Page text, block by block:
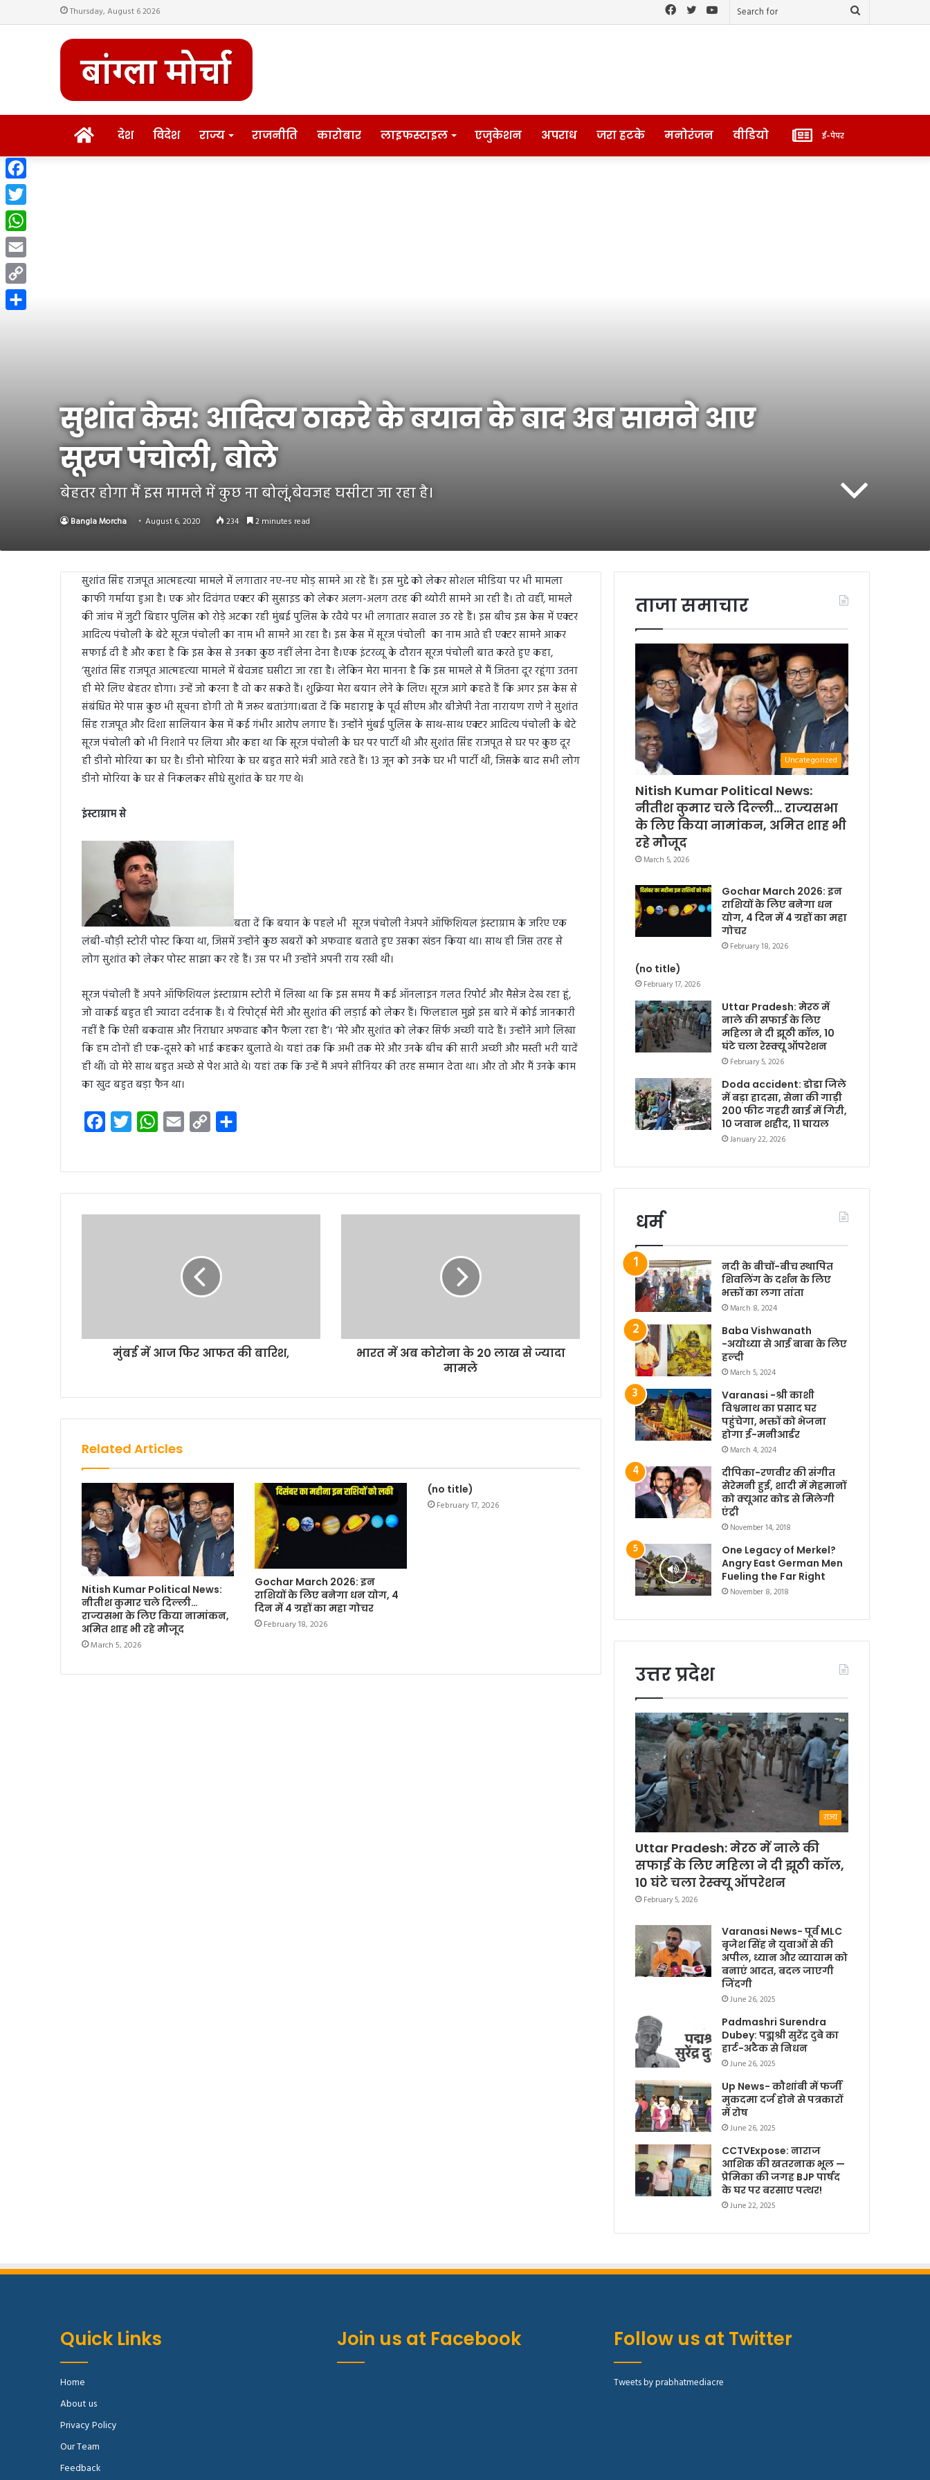
Thursday, August 6 2026
Search
YouTube
Twitter
Facebook
HOMEदेश विदेश राज्य राजनीति कारोबार लाइफस्टाइल एजुकेशन अपराध जरा हटके मनोरंजन वीडियो ई-
ई-पेपर
सुशांत केस: आदित्य ठाकरे के बयान के बाद अब सामने आए
सूरज पंचोली, बोले
बेहतर होगा मैं इस मामले में कुछ ना बोलूं,बेवजह घसीटा जा रहा है।
Bangla Morcha August 6, 2020 234 2 minutes read
सुशांत सिंह राजपूत आत्महत्या मामले में लगातार नए-नए मोड़ सामने आ रहे हैं। इस मुद्दे को लेकर सोशल मीडिया पर भी मामला
काफी गर्माया हुआ है। एक ओर दिवंगत एक्टर की सुसाइड को लेकर अलग-अलग तरह की थ्योरी सामने आ रही है। तो वहीं, मामले
की जांच में जुटी बिहार पुलिस को रोड़े अटका रही मुंबई पुलिस के रवैये पर भी लगातार सवाल उठ रहे हैं। इस बीच इस केस में एक्टर
आदित्य पंचोली के बेटे सूरज पंचोली का नाम भी सामने आ रहा है। इस केस में सूरज पंचोली का नाम आते ही एक्टर सामने आकर
सफाई दी है और कहा है कि इस केस से उनका कुछ नहीं लेना देना है।एक इंटरव्यू के दौरान सूरज पंचोली बात करते हुए कहा,
‘सुशांत सिंह राजपूत आत्महत्या मामले में बेवजह घसीटा जा रहा है। लेकिन मेरा मानना है कि इस मामले से मैं जितना दूर रहूंगा उतना
ही मेरे लिए बेहतर होगा। उन्हें जो करना है वो कर सकते हैं। शुक्रिया मेरा बयान लेने के लिए। सूरज आगे कहते हैं कि अगर इस केस से
संबंधित मेरे पास कुछ भी सूचना होगी तो मैं जरूर बताउंगा।बता दें कि महाराष्ट्र के पूर्व सीएम और बीजेपी नेता नारायण राणे ने सुशांत
सिंह राजपूत और दिशा सालियान केस में कई गंभीर आरोप लगाए हैं। उन्होंने मुंबई पुलिस के साथ-साथ एक्टर आदित्य पंचोली के बेटे
सूरज पंचोली को भी निशाने पर लिया और कहा था कि सूरज पंचोली के घर पर पार्टी थी और सुशांत सिंह राजपूत से घर पर कुछ दूर
ही डीनो मोरिया का घर है। डीनो मोरिया के घर बहुत सारे मंत्री आते रहते हैं। 13 जून को उनके घर भी पार्टी थी, जिसके बाद सभी लोग
डीनो मोरिया के घर से निकलकर सीधे सुशांत के घर गए थे।
इंस्टाग्राम से
बता दें कि बयान के पहले भी सूरज पंचोली नेअपने ऑफिशियल इंस्टाग्राम के जरिए एक
लंबी-चौड़ी स्टोरी पोस्ट किया था, जिसमें उन्होंने कुछ खबरों को अफवाह बताते हुए उसका खंडन किया था। साथ ही जिस तरह से
लोग सुशांत को लेकर पोस्ट साझा कर रहे हैं। उस पर भी उन्होंने अपनी राय रखी थी।
सूरज पंचोली हैं अपने ऑफिशियल इंस्टाग्राम स्टोरी में लिखा था कि इस समय मैं कई ऑनलाइन गलत रिपोर्ट और मैसेज देख रहा हूं,
जो वाकई बहुत ही ज्यादा दर्दनाक हैं। ये रिपोर्ट्स मेरी और सुशांत की लड़ाई को लेकर हैं। फिलहाल मुझे इस बारे में कोई जानकारी
नहीं है कि ऐसी बकवास और निराधार अफवाह कौन फैला रहा है’। ‘मेरे और सुशांत को लेकर सिर्फ अच्छी यादे हैं। उन्होंने आगे लिखा
कि हम दोनों ही एक-दूसरे को भाई कहकर बुलाते थे। यहां तक कि अभी तक मेरे और उनके बीच की सारी अच्छी और मस्ती भरी यादें
ही थीं। वो मेरे साथ बहुत अच्छे से पेश आते थे। यहां तक कि उन्हें मैं अपने सीनियर की तरह सम्मान देता था। और तो और मैं उनके काम
का खुद बहुत बड़ा फैन था।
W
k
मुंबई में आज फिर आफत की बारिश,
भारत में अब कोरोना के 20 लाख से ज्यादा
मामले
Related Articles
Nitish Kumar Political News:
नीतीश कुमार चले दिल्ली…
राज्यसभा के लिए किया नामांकन,
अमित शाह भी रहे मौजूद
March 5, 2026
Gochar March 2026: इन
राशियों के लिए बनेगा धन योग, 4
दिन में 4 ग्रहों का महा गोचर
February 18, 2026
(no title)
February 17, 2026
ताजा समाचार
Uncategorized
Nitish Kumar Political News:
नीतीश कुमार चले दिल्ली… राज्यसभा
के लिए किया नामांकन, अमित शाह भी
रहे मौजूद
March 5, 2026
Gochar March 2026: इन
राशियों के लिए बनेगा धन
योग, 4 दिन में 4 ग्रहों का महा
गोचर
February 18, 2026
(no title)
February 17, 2026
Uttar Pradesh: मेरठ में
नाले की सफाई के लिए
महिला ने दी झूठी कॉल, 10
घंटे चला रेस्क्यू ऑपरेशन
February 5, 2026
Doda accident: डोडा जिले
में बड़ा हादसा, सेना की गाड़ी
200 फीट गहरी खाई में गिरी,
10 जवान शहीद, 11 घायल
January 22, 2026
धर्म
नदी के बीचों-बीच स्थापित
शिवलिंग के दर्शन के लिए
भक्तों का लगा तांता
March 8, 2024
Baba Vishwanath
-अयोध्या से आई बाबा के लिए
हल्दी
March 5, 2024
Varanasi -श्री काशी
विश्वनाथ का प्रसाद घर
पहुंचेगा, भक्तों को भेजना
होगा ई-मनीआर्डर
March 4, 2024
दीपिका-रणवीर की संगीत
सेरेमनी हुई, शादी में मेहमानों
को क्यूआर कोड से मिलेगी
एंट्री
November 14, 2018
One Legacy of Merkel?
Angry East German Men
Fueling the Far Right
November 8, 2018
उत्तर प्रदेश
राज्य
Uttar Pradesh: मेरठ में नाले की
सफाई के लिए महिला ने दी झूठी कॉल,
10 घंटे चला रेस्क्यू ऑपरेशन
February 5, 2026
Varanasi News- पूर्व MLC
बृजेश सिंह ने युवाओं से की
अपील, ध्यान और व्यायाम को
बनाएं आदत, बदल जाएगी
जिंदगी
June 26, 2025
Padmashri Surendra
Dubey: पद्मश्री सुरेंद्र दुबे का
हार्ट-अटैक से निधन
June 26, 2025
Up News- कौशांबी में फर्जी
मुकदमा दर्ज होने से पत्रकारों
में रोष
June 26, 2025
CCTVExpose: नाराज
आशिक की खतरनाक भूल —
प्रेमिका की जगह BJP पार्षद
के घर पर बरसाए पत्थर!
June 22, 2025
Quick Links
Home
About us
Privacy Policy
Our Team
Feedback
Join us at Facebook Follow us at Twitter
Tweets by prabhatmediacre
Facebook
Twitter
WhatsApp
Email
Copy
Link